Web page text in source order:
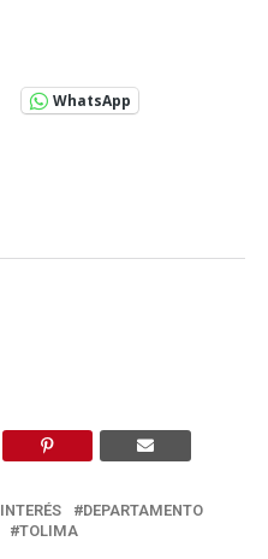
WhatsApp
DEPARTAMENTO
TOLIMA